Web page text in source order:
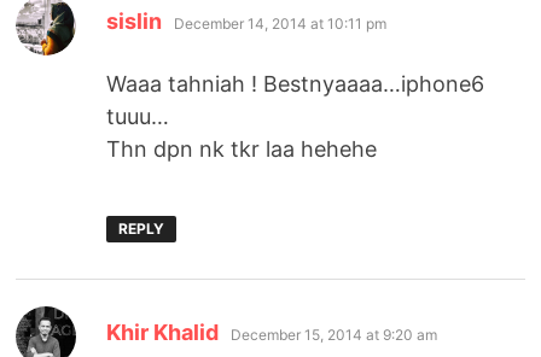
sislin says:
December 14, 2014 at 10:11 pm
Waaa tahniah ! Bestnyaaaa…iphone6
tuuu…
Thn dpn nk tkr laa hehehe
REPLY
Khir Khalid says:
December 15, 2014 at 9:20 am